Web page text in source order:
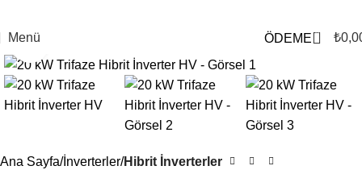
Menü ÖDEME 0 ₺
Ana Sayfa İnverterler Hibrit İnverterler